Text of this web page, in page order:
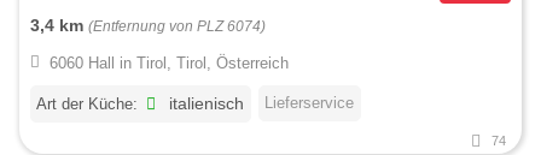
3,4 km (Entfernung von PLZ 6074)
6060 Hall in Tirol, Tirol, Österreich
Art der Küche: italienisch Lieferservice
74